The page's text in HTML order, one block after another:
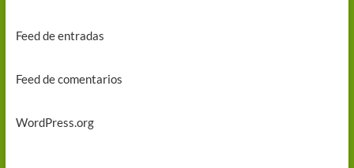
Feed de entradas
Feed de comentarios
WordPress.org